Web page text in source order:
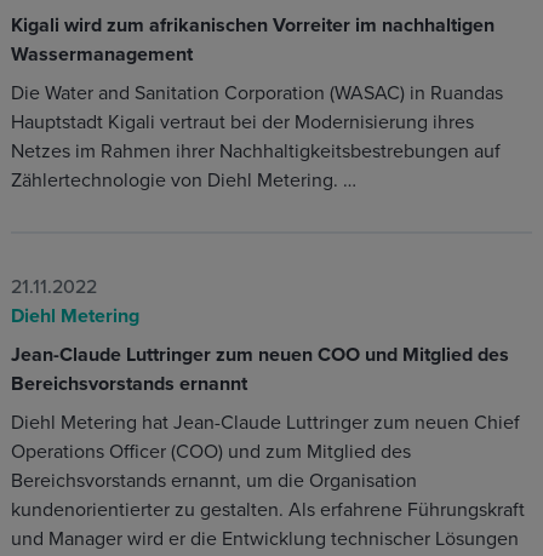
Kigali wird zum afrikanischen Vorreiter im nachhaltigen
Wassermanagement
Die Water and Sanitation Corporation (WASAC) in Ruandas
Hauptstadt Kigali vertraut bei der Modernisierung ihres
Netzes im Rahmen ihrer Nachhaltigkeitsbestrebungen auf
Zählertechnologie von Diehl Metering. …
21.11.2022
Diehl Metering
Jean-Claude Luttringer zum neuen COO und Mitglied des
Bereichsvorstands ernannt
Diehl Metering hat Jean-Claude Luttringer zum neuen Chief
Operations Officer (COO) und zum Mitglied des
Bereichsvorstands ernannt, um die Organisation
kundenorientierter zu gestalten. Als erfahrene Führungskraft
und Manager wird er die Entwicklung technischer Lösungen